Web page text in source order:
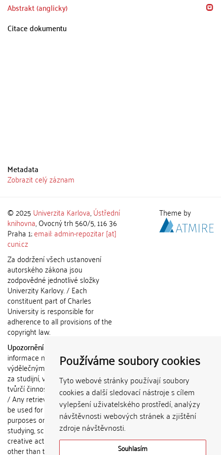
Používáme soubory cookies
Tyto webové stránky používají soubory
cookies a další sledovací nástroje s cílem
vylepšení uživatelského prostředí, analýzy
návštěvnosti webových stránek a zjištění
zdroje návštěvnosti.
Souhlasím
Abstrakt (anglicky)
Citace dokumentu
Metadata
Zobrazit celý záznam
© 2025 Univerzita Karlova,Ústřední
knihovna, Ovocný trh 560/5, 116 36
Praha 1;email: admin-repozitar [at]
cuni.cz
Za dodržení všech ustanovení
autorského zákona jsou
zodpovědné jednotlivé složky
Univerzity Karlovy. / Each
constituent part of Charles
University is responsible for
adherence to all provisions of the
copyright law.
Upozornění / Notice:
informace nemohou být použity k
výdělečným účelům nebo vydávány
za studijní, vědeckou nebo jinou
tvůrčí činnost jiné osoby než autora.
/ Any retrieved information shall not
be used for any commercial
purposes or claimed as results of
studying, scientific or any other
creative activities of any person
other than the author.
Theme by